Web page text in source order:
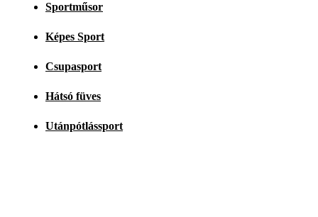
Sportműsor
Képes Sport
Csupasport
Hátsó füves
Utánpótlássport